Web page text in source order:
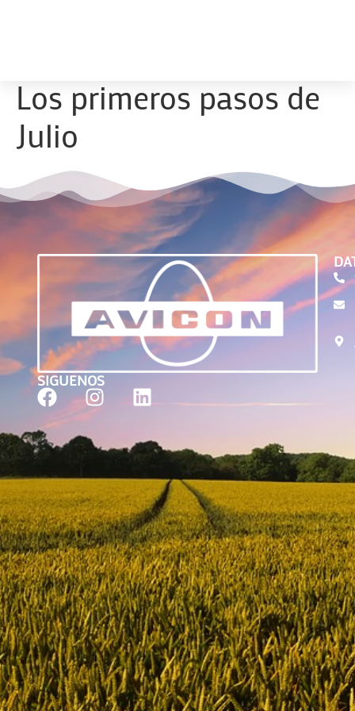
Los primeros pasos de
Julio
SIGUENOS